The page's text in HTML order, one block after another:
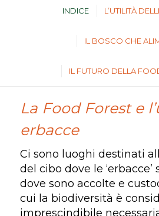
INDICE L’UTILITÀ
IL BOSCO CHE
IL FUTURO DELLA
La Food Forest e
erbacce
Ci sono luoghi destinati
del cibo dove le ‘erbacce’
dove sono accolte e
cui la biodiversità è
imprescindibile